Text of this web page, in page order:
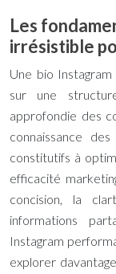
Les
irrésistible
Une bio
sur une
approfondie des
connaissance
constitutifs à
efficacité
concision, la
informations
Instagram
explorer